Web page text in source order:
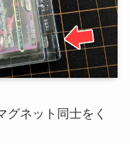
グネット同士をく